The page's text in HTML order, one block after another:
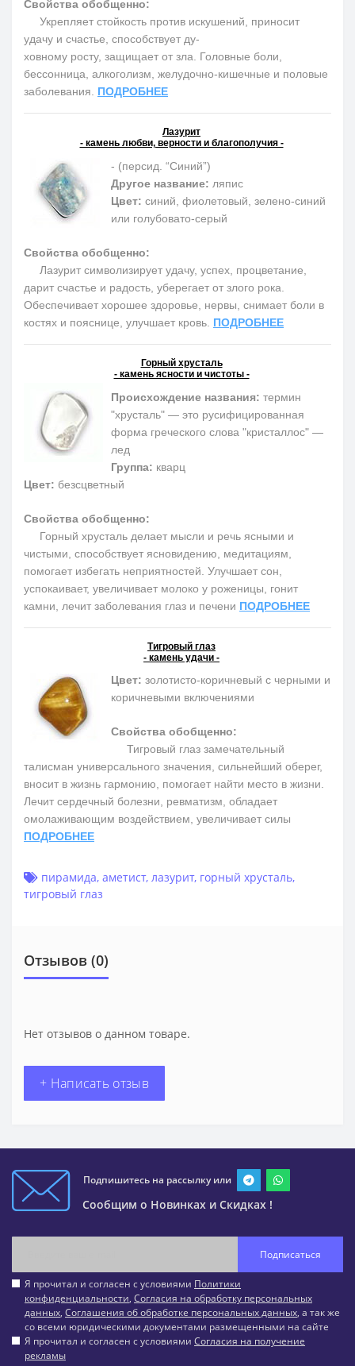
Свойства обобщенно:
Укрепляет стойкость против искушений, приносит
удачу и счастье, способствует ду-
ховному росту, защищает от зла. Головные боли,
бессонница, алкоголизм, желудочно-кишечные и половые
заболевания. ПОДРОБНЕЕ
Лазурит
- камень любви, верности и благополучия -
- (персид. “Синий”)
Другое название: ляпис
Цвет: синий, фиолетовый, зелено-синий
или голубовато-серый
Свойства обобщенно:
Лазурит символизирует удачу, успех, процветание,
дарит счастье и радость, уберегает от злого рока.
Обеспечивает хорошее здоровье, нервы, снимает боли в
костях и пояснице, улучшает кровь. ПОДРОБНЕЕ
Горный хрусталь
- камень ясности и чистоты -
Происхождение названия: термин
"хрусталь" — это русифицированная
форма греческого слова "кристаллос" —
лед
Группа: кварц
Цвет: безсцветный
Свойства обобщенно:
Горный хрусталь делает мысли и речь ясными и
чистыми, способствует ясновидению, медитациям,
помогает избегать неприятностей. Улучшает сон,
успокаивает, увеличивает молоко у роженицы, гонит
камни, лечит заболевания глаз и печени ПОДРОБНЕЕ
Тигровый глаз
- камень удачи -
Цвет: золотисто-коричневый с черными и
коричневыми включениями
Свойства обобщенно:
Тигровый глаз замечательный
талисман универсального значения, сильнейший оберег,
вносит в жизнь гармонию, помогает найти место в жизни.
Лечит сердечный болезни, ревматизм, обладает
омолаживающим воздействием, увеличивает силы
ПОДРОБНЕЕ
пирамида, аметист, лазурит, горный хрусталь,
тигровый глаз
Отзывов (0)
Нет отзывов о данном товаре.
+ Написать отзыв
Подпишитесь на рассылку или
Сообщим о Новинках и Скидках !
Подписаться
Я прочитал и согласен с условиями Политики
конфиденциальности, Согласия на обработку персональных
данных, Соглашения об обработке персональных данных, а так же
со всеми юридическими документами размещенными на сайте
Я прочитал и согласен с условиями Согласия на получение
рекламы